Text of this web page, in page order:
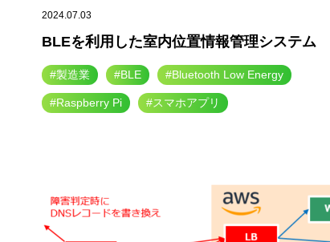
2024.07.03
BLEを利用した室内位置情報管理システム
#製造業 #BLE #Bluetooth Low Energy
#Raspberry Pi #スマホアプリ